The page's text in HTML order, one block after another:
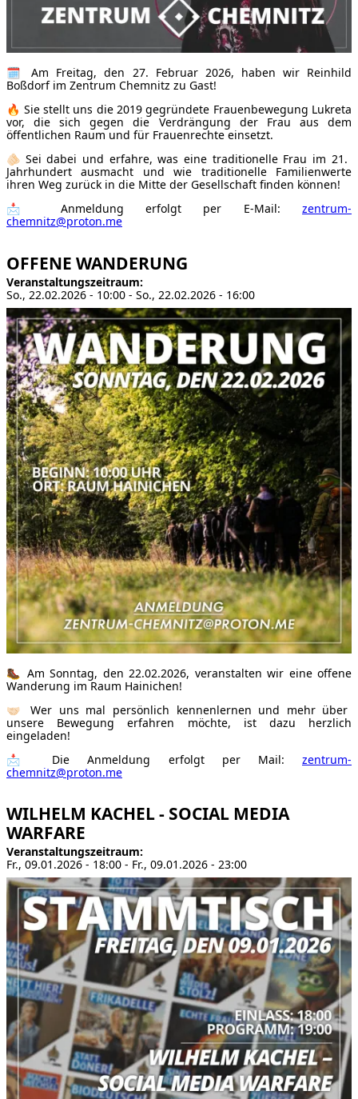
🗓 Am Freitag, den 27. Februar 2026, haben wir Reinhild
Boßdorf im Zentrum Chemnitz zu Gast!
🔥 Sie stellt uns die 2019 gegründete Frauenbewegung Lukreta
vor, die sich gegen die Verdrängung der Frau aus dem
öffentlichen Raum und für Frauenrechte einsetzt.
🫵🏻 Sei dabei und erfahre, was eine traditionelle Frau im 21.
Jahrhundert ausmacht und wie traditionelle Familienwerte
ihren Weg zurück in die Mitte der Gesellschaft finden können!
📩 Anmeldung erfolgt per E-Mail: zentrum-
chemnitz@proton.me
OFFENE WANDERUNG
Veranstaltungszeitraum
So., 22.02.2026 - 10:00 - So., 22.02.2026 - 16:00
🥾 Am Sonntag, den 22.02.2026, veranstalten wir eine offene
Wanderung im Raum Hainichen!
🤝🏻 Wer uns mal persönlich kennenlernen und mehr über
unsere Bewegung erfahren möchte, ist dazu herzlich
eingeladen!
📩 Die Anmeldung erfolgt per Mail: zentrum-
chemnitz@proton.me
WILHELM KACHEL - SOCIAL MEDIA
WARFARE
Veranstaltungszeitraum
Fr., 09.01.2026 - 18:00 - Fr., 09.01.2026 - 23:00